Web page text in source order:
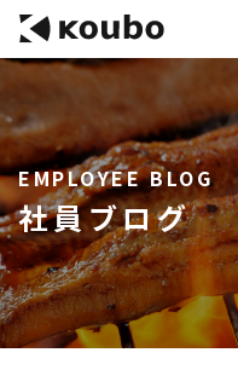
サービス
会社案内
実績紹介
採用情報
資料ダウンロード
EMPLOYEE BLOG
社員ブログ